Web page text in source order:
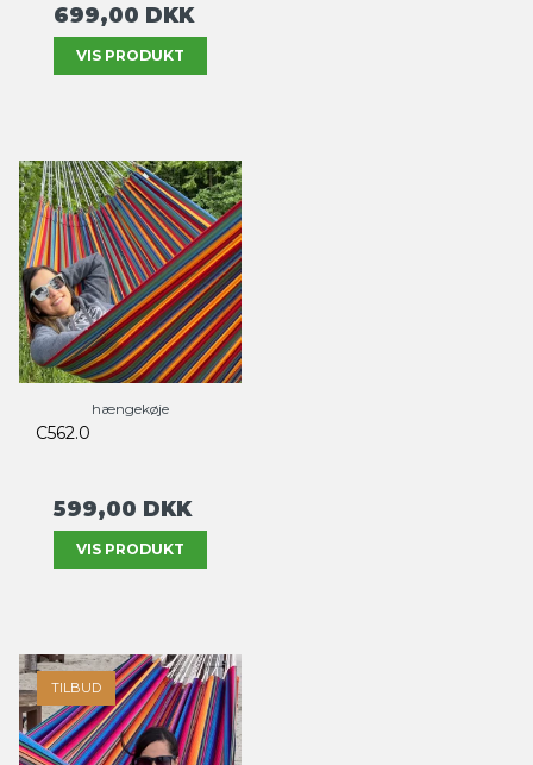
699,00 DKK
VIS PRODUKT
hængekøje
C562.0
599,00 DKK
VIS PRODUKT
TILBUD